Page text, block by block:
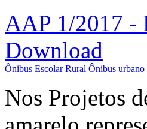
AAP 1/2017 -
Download
Ônibus Escolar Rural Ônibus urbano
Nos Projetos